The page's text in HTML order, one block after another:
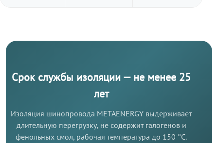
Срок службы изоляции — не менее 25
лет
Изоляция шинопровода METAENERGY выдерживает
длительную перегрузку, не содержит галогенов и
фенольных смол, рабочая температура до 150 °C.